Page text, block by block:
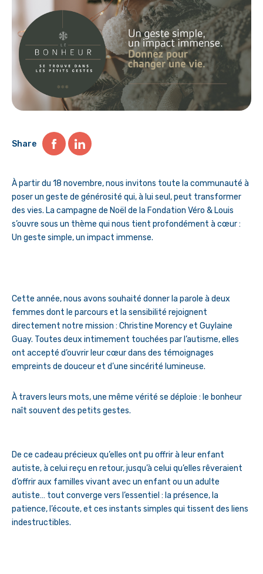
Share
À partir du 18 novembre, nous invitons toute la communauté à
poser un geste de générosité qui, à lui seul, peut transformer
des vies. La campagne de Noël de la Fondation Véro & Louis
s’ouvre sous un thème qui nous tient profondément à cœur :
Un geste simple, un impact immense.
Cette année, nous avons souhaité donner la parole à deux
femmes dont le parcours et la sensibilité rejoignent
directement notre mission : Christine Morency et Guylaine
Guay. Toutes deux intimement touchées par l’autisme, elles
ont accepté d’ouvrir leur cœur dans des témoignages
empreints de douceur et d’une sincérité lumineuse.
À travers leurs mots, une même vérité se déploie : le bonheur
naît souvent des petits gestes.
De ce cadeau précieux qu’elles ont pu offrir à leur enfant
autiste, à celui reçu en retour, jusqu’à celui qu’elles rêveraient
d’offrir aux familles vivant avec un enfant ou un adulte
autiste… tout converge vers l’essentiel : la présence, la
patience, l’écoute, et ces instants simples qui tissent des liens
indestructibles.